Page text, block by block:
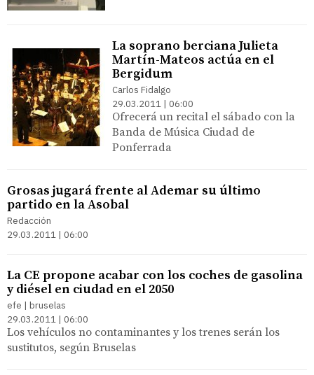
La soprano berciana Julieta
Martín-Mateos actúa en el
Bergidum
Carlos Fidalgo
29.03.2011 | 06:00
Ofrecerá un recital el sábado con la
Banda de Música Ciudad de
Ponferrada
Grosas jugará frente al Ademar su último
partido en la Asobal
Redacción
29.03.2011 | 06:00
La CE propone acabar con los coches de gasolina
y diésel en ciudad en el 2050
efe | bruselas
29.03.2011 | 06:00
Los vehículos no contaminantes y los trenes serán los
sustitutos, según Bruselas